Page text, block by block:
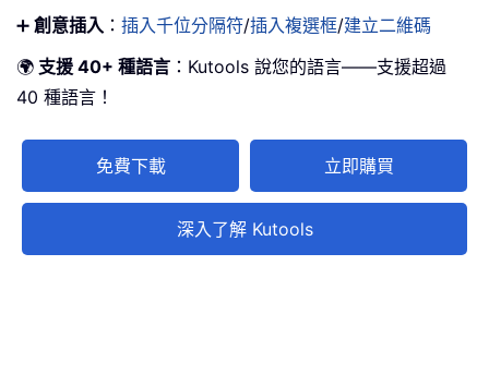
➕ 創意插入 ： 插入千位分隔符/插入複選框/建立二維碼
🌍 支援 40+ 種語言 ：Kutools 說您的語言——支援超過
40 種語言！
免費下載 立即購買
深入了解 Kutools